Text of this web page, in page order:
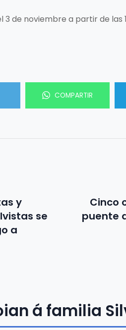
de noviembre a partir de las
COMPARTIR
y
se
a
Cinco
puente
á familia